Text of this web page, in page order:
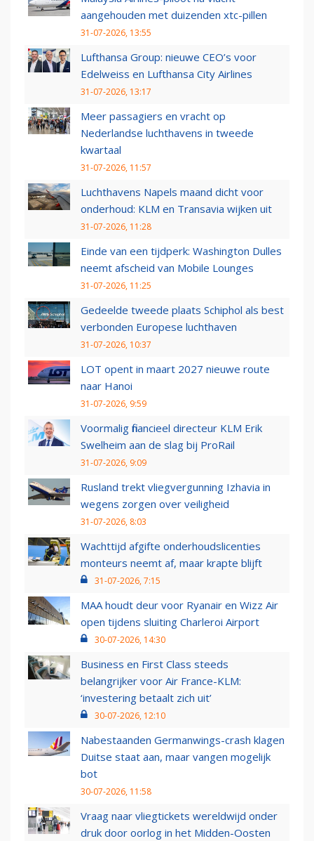
aangehouden met duizenden xtc-pillen
31-07-2026, 13:55
Lufthansa Group: nieuwe CEO’s voor
Edelweiss en Lufthansa City Airlines
31-07-2026, 13:17
Meer passagiers en vracht op
Nederlandse luchthavens in tweede
kwartaal
31-07-2026, 11:57
Luchthavens Napels maand dicht voor
onderhoud: KLM en Transavia wijken uit
31-07-2026, 11:28
Einde van een tijdperk: Washington Dulles
neemt afscheid van Mobile Lounges
31-07-2026, 11:25
Gedeelde tweede plaats Schiphol als best
verbonden Europese luchthaven
31-07-2026, 10:37
LOT opent in maart 2027 nieuwe route
naar Hanoi
31-07-2026, 9:59
Voormalig financieel directeur KLM Erik
Swelheim aan de slag bij ProRail
31-07-2026, 9:09
Rusland trekt vliegvergunning Izhavia in
wegens zorgen over veiligheid
31-07-2026, 8:03
Wachttijd afgifte onderhoudslicenties
monteurs neemt af, maar krapte blijft
31-07-2026, 7:15
MAA houdt deur voor Ryanair en Wizz Air
open tijdens sluiting Charleroi Airport
30-07-2026, 14:30
Business en First Class steeds
belangrijker voor Air France-KLM:
‘investering betaalt zich uit’
30-07-2026, 12:10
Nabestaanden Germanwings-crash klagen
Duitse staat aan, maar vangen mogelijk
bot
30-07-2026, 11:58
Vraag naar vliegtickets wereldwijd onder
druk door oorlog in het Midden-Oosten